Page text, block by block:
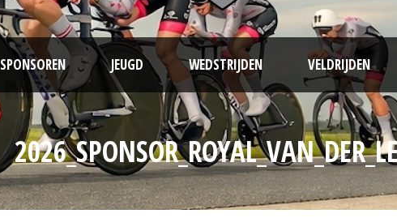
SPONSOREN JEUGD WEDSTRIJDEN VELDRIJDEN